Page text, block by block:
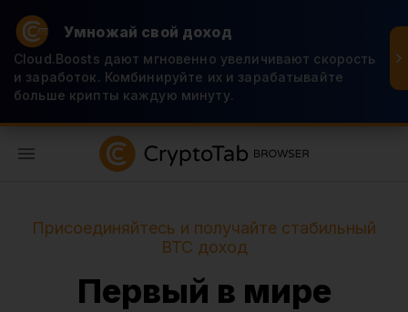
Умножай свой доход
Cloud.Boosts дают мгновенно увеличивают скорость
и заработок. Комбинируйте их и зарабатывайте
больше крипты каждую минуту.
Присоединяйтесь и получайте стабильный
BTC доход
Первый в мире